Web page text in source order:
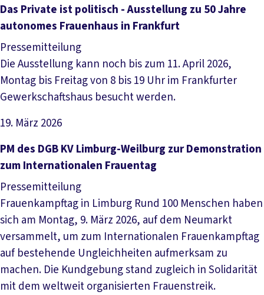
Artikel lesen
Das Private ist politisch - Ausstellung zu 50 Jahre
autonomes Frauenhaus in Frankfurt
Pressemitteilung
Die Ausstellung kann noch bis zum 11. April 2026,
Montag bis Freitag von 8 bis 19 Uhr im Frankfurter
Gewerkschaftshaus besucht werden.
19. März 2026
Artikel lesen
PM des DGB KV Limburg-Weilburg zur Demonstration
zum Internationalen Frauentag
Pressemitteilung
Frauenkampftag in Limburg Rund 100 Menschen haben
sich am Montag, 9. März 2026, auf dem Neumarkt
versammelt, um zum Internationalen Frauenkampftag
auf bestehende Ungleichheiten aufmerksam zu
machen. Die Kundgebung stand zugleich in Solidarität
mit dem weltweit organisierten Frauenstreik.